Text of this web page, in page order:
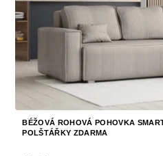
ů
o
d
u
k
ů
BÉŽOVÁ ROHOVÁ POHOVKA
POLŠTÁŘKY ZDARMA